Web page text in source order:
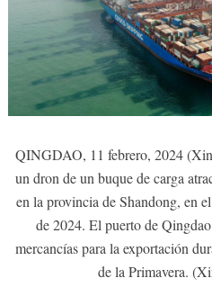
QINGDAO, 11 febrero, 2024
un dron de un buque de carga
en la provincia de Shandong, en
de 2024. El puerto de
mercancías para la exportación
de la Primavera.